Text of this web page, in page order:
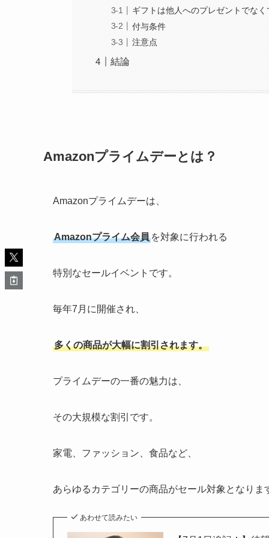
ギフトは他人へのプレゼントでな
付与条件
注意点
結論
Amazonプライムデーとは？
Amazonプライムデーは、
Amazonプライム会員 を対象に行われる
特別なセールイベントです。
毎年7月に開催され、
多くの商品が大幅に割引されます。
プライムデーの一番の魅力は、
その大規模な割引です。
家電、ファッション、食品など、
あらゆるカテゴリーの商品がセール対象となりま
あわせて読みたい